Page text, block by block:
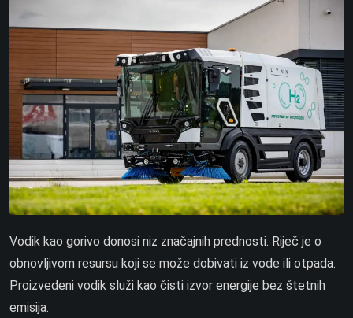
Vodik kao gorivo donosi niz značajnih prednosti. Riječ je o
obnovljivom resursu koji se može dobivati iz vode ili otpada.
Proizvedeni vodik služi kao čisti izvor energije bez štetnih
emisija.